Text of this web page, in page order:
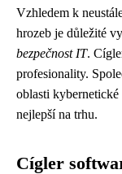
Vzhledem k
hrozeb je důležité
bezpečnost IT.
profesionality.
oblasti
nejlepší na trhu.
Cígler